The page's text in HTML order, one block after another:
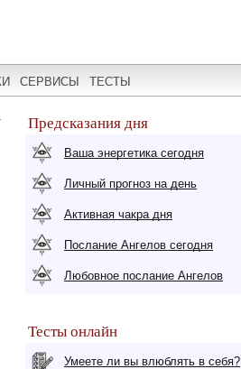
СЕРВИСЫ ТЕСТЫ
Предсказания дня
Ваша энергетика сегодня
Личный прогноз на день
Активная чакра дня
Послание Ангелов сегодня
Любовное послание Ангелов
Тесты онлайн
Умеете ли вы влюблять в себя?